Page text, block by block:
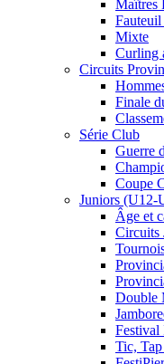
Maîtres
Mixte
Curling
Circuits
Finale
Série Club
Guerre
Coupe
Juniors (U12-
Âge et
Circuits
Double
Festival
Tic,